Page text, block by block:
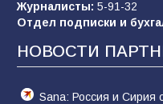
конкурса «Большая
Журналисты: 5-91-32
Отдел подписки и
НОВОСТИ
Sana: Россия и Сирия